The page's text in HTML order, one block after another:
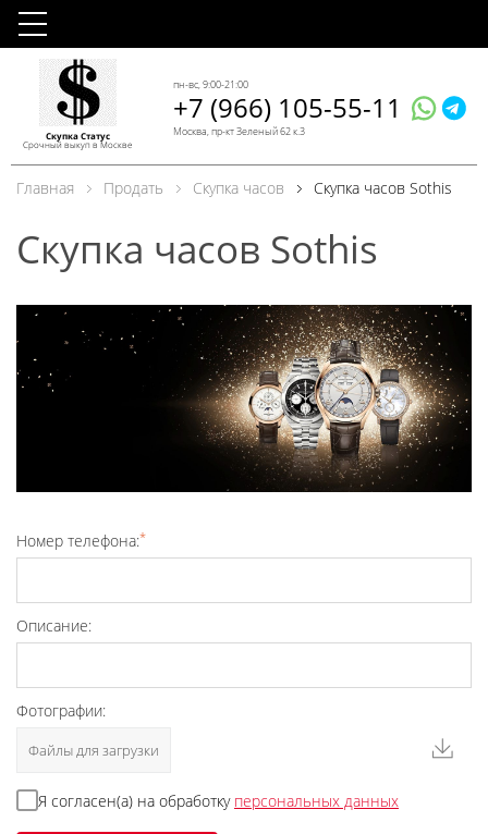
Скупка Статус
Срочный выкуп в Москве
пн-вс, 9:00-21:00
+7 (966) 105-55-11
Москва, пр-кт Зеленый 62 к.3
Главная Продать Скупка часов Скупка часов Sothis
Скупка часов Sothis
Номер телефона:*
Описание:
Фотографии:
Файлы для загрузки
Я согласен(а) на обработку персональных данных